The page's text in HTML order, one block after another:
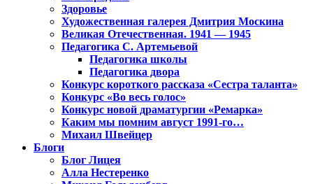
Здоровье
Художественная галерея Дмитрия Москина
Великая Отечественная. 1941 — 1945
Педагогика С. Артемьевой
Педагогика школы
Педагогика двора
Конкурс короткого рассказа «Сестра таланта»
Конкурс «Во весь голос»
Конкурс новой драматургии «Ремарка»
Каким мы помним август 1991-го…
Михаил Швейцер
Блоги
Блог Лицея
Алла Нестеренко